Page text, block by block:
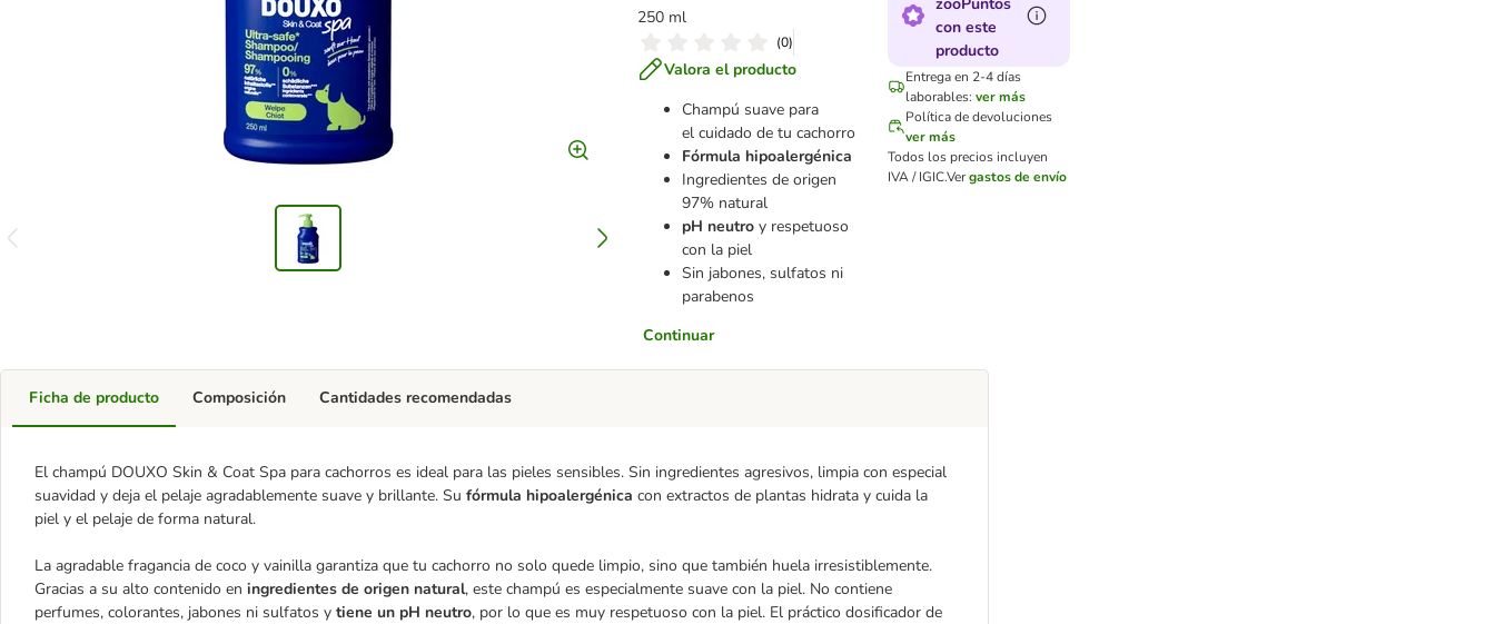
250 ml
(0)
Valora el producto
Champú suave para
el cuidado de tu cachorro
Fórmula hipoalergénica
Ingredientes de origen
97% natural
pH neutro y respetuoso
con la piel
Sin jabones, sulfatos ni
parabenos
Continuar
con este
producto
Entrega en 2-4 días
laborables: ver más
Política de devoluciones
ver más
Todos los precios incluyen
IVA / IGIC.Vergastos de envío
Ficha de producto
El champú DOUXO Skin & Coat Spa para cachorros es ideal para las pieles sensibles. Sin ingredientes agresivos, limpia con especial
suavidad y deja el pelaje agradablemente suave y brillante. Su fórmula hipoalergénica con extractos de plantas hidrata y cuida la
piel y el pelaje de forma natural.
La agradable fragancia de coco y vainilla garantiza que tu cachorro no solo quede limpio, sino que también huela irresistiblemente.
Gracias a su alto contenido en ingredientes de origen natural, este champú es especialmente suave con la piel. No contiene
perfumes, colorantes, jabones ni sulfatos y tiene un pH neutro, por lo que es muy respetuoso con la piel. El práctico dosificador de
Composición Cantidades recomendadas